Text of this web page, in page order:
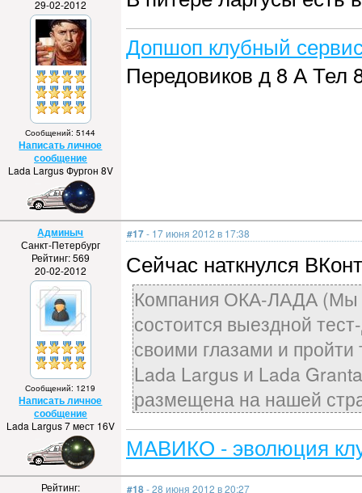
29-02-2012
Сообщений: 5144
Написать личное
сообщение
Lada Largus Фургон 8V
Допшоп клубный
Передовиков д 8 А Тел
Админыч
Санкт-Петербург
Рейтинг: 569
20-02-2012
Сообщений: 1219
Написать личное
сообщение
Lada Largus 7 мест 16V
#17- 17 июня 2012 в 17:38
Сейчас наткнулся
Компания ОКА-ЛАДА (Мы
состоится выездной
своими глазами и
Lada Largus и Lada
размещена на нашей
МАВИКО - эволюция
Рейтинг:
#18- 28 июня 2012 в 20:27